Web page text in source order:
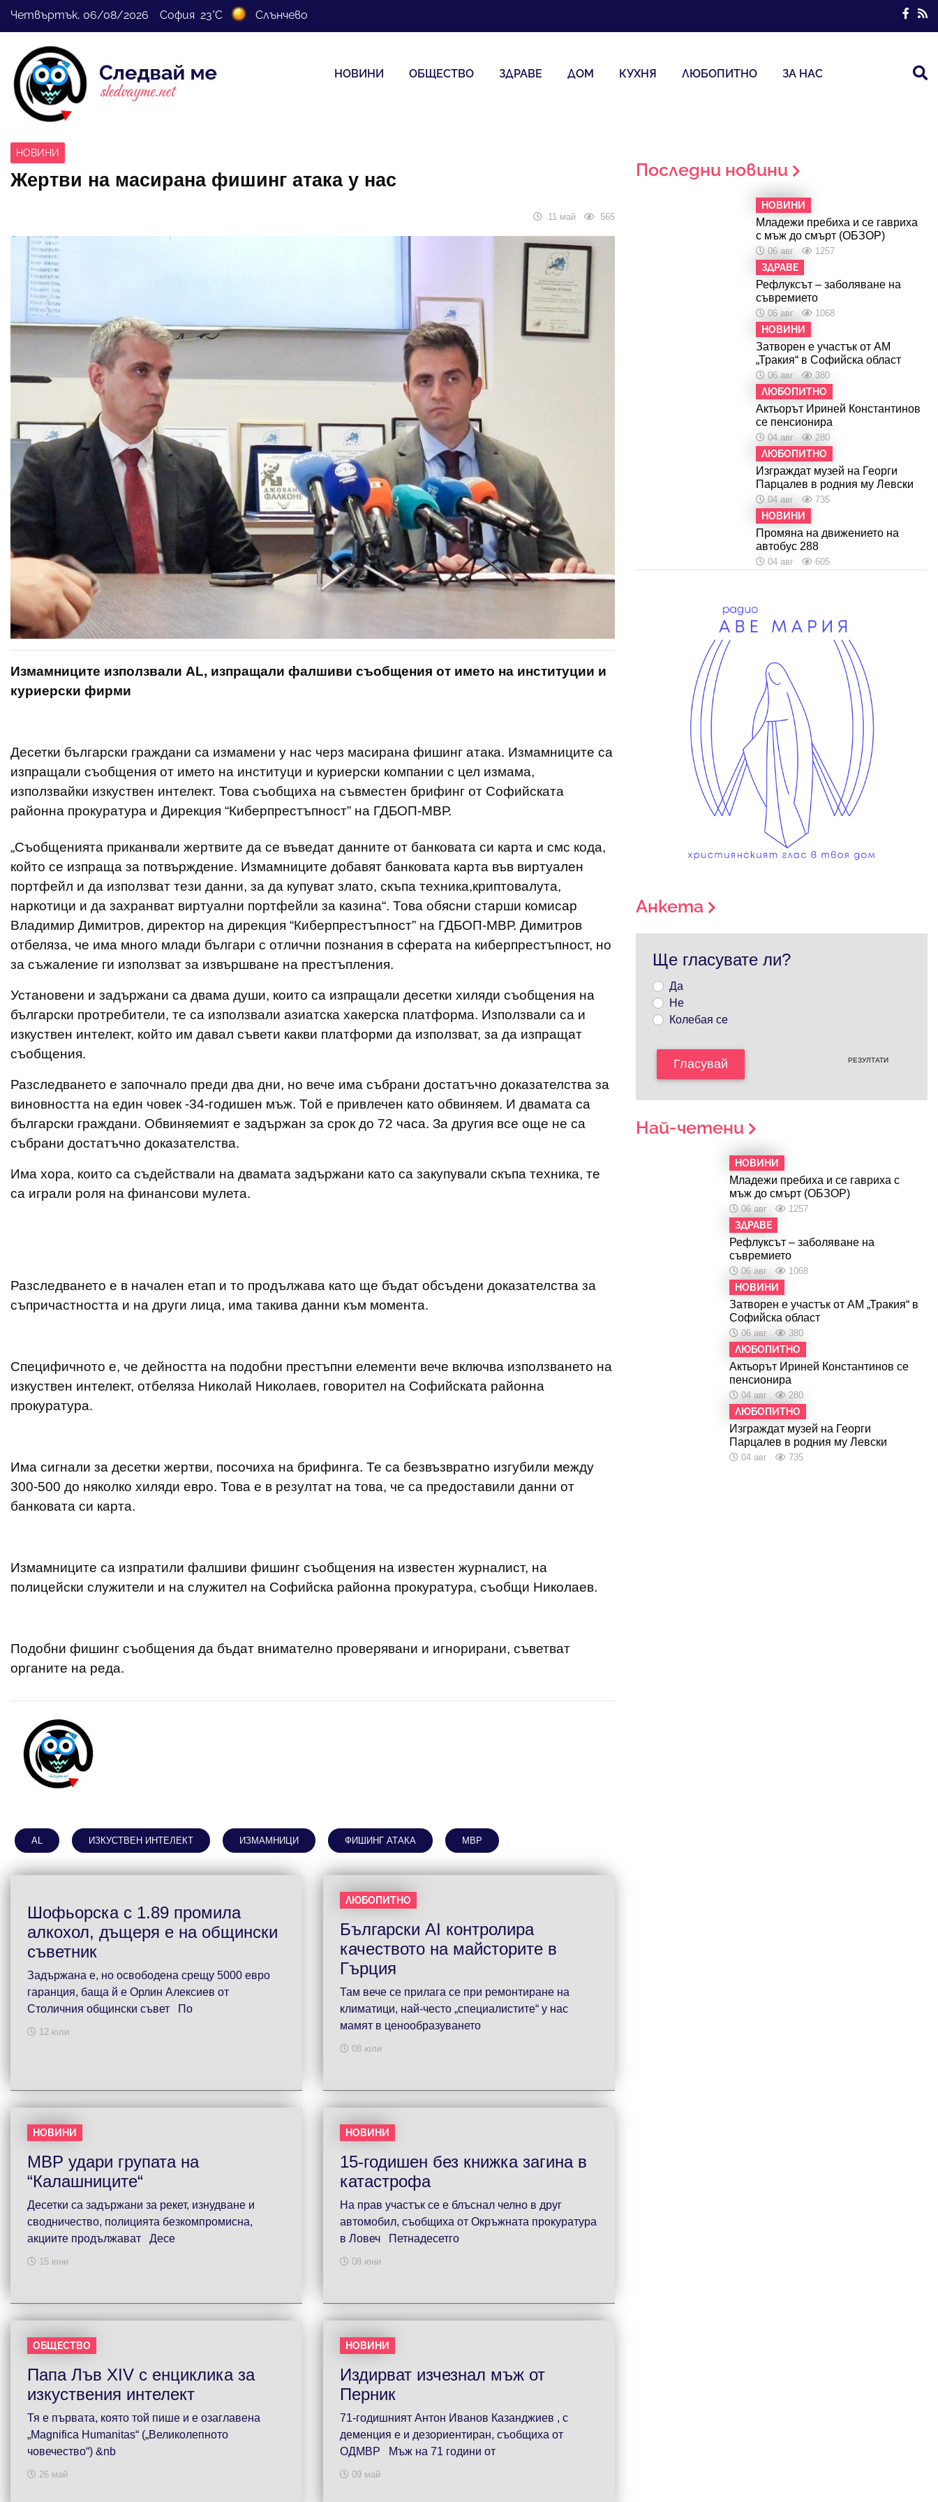
Четвъртък, 06/08/2026 София 23°C Слънчево
НОВИНИ ОБЩЕСТВО ЗДРАВЕ ДОМ КУХНЯ ЛЮБОПИТНО ЗА НАС
НОВИНИ
Жертви на масирана фишинг атака у нас
11 май 565
Измамниците използвали AL, изпращали фалшиви съобщения от името на институции и
куриерски фирми
Десетки български граждани са измамени у нас черз масирана фишинг атака. Измамниците са
изпращали съобщения от името на институци и куриерски компании с цел измама,
използвайки изкуствен интелект. Това съобщиха на съвместен брифинг от Софийската
районна прокуратура и Дирекция “Киберпрестъпност” на ГДБОП-МВР.
„Съобщенията приканвали жертвите да се въведат данните от банковата си карта и смс кода,
който се изпраща за потвърждение. Измамниците добавят банковата карта във виртуален
портфейл и да използват тези данни, за да купуват злато, скъпа техника,криптовалута,
наркотици и да захранват виртуални портфейли за казинa“. Това обясни старши комисар
Владимир Димитров, директор на дирекция “Киберпрестъпност” на ГДБОП-МВР. Димитров
отбеляза, че има много млади българи с отлични познания в сферата на киберпрестъпност, но
за съжаление ги използват за извършване на престъпления.
Установени и задържани са двама души, които са изпращали десетки хиляди съобщения на
български протребители, те са използвали азиатска хакерска платформа. Използвали са и
изкуствен интелект, който им давал съвети какви платформи да използват, за да изпращат
съобщения.
Разследването е започнало преди два дни, но вече има събрани достатъчно доказателства за
виновността на един човек -34-годишен мъж. Той е привлечен като обвиняем. И двамата са
български граждани. Обвиняемият е задържан за срок до 72 часа. За другия все още не са
събрани достатъчно доказателства.
Има хора, които са съдействали на двамата задържани като са закупували скъпа техника, те
са играли роля на финансови мулета.
Разследването е в начален етап и то продължава като ще бъдат обсъдени доказателства за
съпричастността и на други лица, има такива данни към момента.
Специфичното е, че дейността на подобни престъпни елементи вече включва използването на
изкуствен интелект, отбеляза Николай Николаев, говорител на Софийската районна
прокуратура.
Има сигнали за десетки жертви, посочиха на брифинга. Те са безвъзвратно изгубили между
300-500 до няколко хиляди евро. Това е в резултат на това, че са предоставили данни от
банковата си карта.
Измамниците са изпратили фалшиви фишинг съобщения на известен журналист, на
полицейски служители и на служител на Софийска районна прокуратура, съобщи Николаев.
Подобни фишинг съобщения да бъдат внимателно проверявани и игнорирани, съветват
органите на реда.
AL ИЗКУСТВЕН ИНТЕЛЕКТ ИЗМАМНИЦИ ФИШИНГ АТАКА МВР
Шофьорска с 1.89 промила
алкохол, дъщеря е на общински
съветник
Задържана е, но освободена срещу 5000 евро
гаранция, баща й е Орлин Алексиев от
Столичния общински съвет По
12 юли
ЛЮБОПИТНО
Български AI контролира
качеството на майсторите в
Гърция
Там вече се прилага се при ремонтиране на
климатици, най-често „специалистите“ у нас
мамят в ценообразуването
08 юли
НОВИНИ
МВР удари групата на
“Калашниците“
Десетки са задържани за рекет, изнудване и
сводничество, полицията безкомпромисна,
акциите продължават Десе
15 юни
НОВИНИ
15-годишен без книжка загина в
катастрофа
На прав участък се е блъснал челно в друг
автомобил, съобщиха от Окръжната прокуратура
в Ловеч Петнадесетго
08 юни
ОБЩЕСТВО
Папа Лъв XIV с енциклика за
изкуствения интелект
Тя е първата, която той пише и е озаглавена
„Magnifica Humanitas“ („Великолепното
човечество“) &nb
26 май
НОВИНИ
Издирват изчезнал мъж от
Перник
71-годишният Антон Иванов Казанджиев , с
деменция е и дезориентиран, съобщиха от
ОДМВР Мъж на 71 години от
09 май
Последни новини
НОВИНИ
Младежи пребиха и се гавриха
с мъж до смърт (ОБЗОР)
06 авг 1257
ЗДРАВЕ
Рефлуксът – заболяване на
съвремието
06 авг 1068
НОВИНИ
Затворен е участък от АМ
„Тракия“ в Софийска област
06 авг 380
ЛЮБОПИТНО
Актьорът Ириней Константинов
се пенсионира
04 авг 280
ЛЮБОПИТНО
Изграждат музей на Георги
Парцалев в родния му Левски
04 авг 735
НОВИНИ
Промяна на движението на
автобус 288
04 авг 605
Анкета
Ще гласувате ли?
Да
Не
Колебая се
Гласувай РЕЗУЛТАТИ
Най-четени
НОВИНИ
Младежи пребиха и се гавриха с
мъж до смърт (ОБЗОР)
06 авг 1257
ЗДРАВЕ
Рефлуксът – заболяване на
съвремието
06 авг 1068
НОВИНИ
Затворен е участък от АМ „Тракия“ в
Софийска област
06 авг 380
ЛЮБОПИТНО
Актьорът Ириней Константинов се
пенсионира
04 авг 280
ЛЮБОПИТНО
Изграждат музей на Георги
Парцалев в родния му Левски
04 авг 735